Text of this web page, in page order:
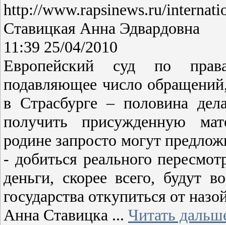
http://www.rapsinews.ru/
Ставицкая Анна Эдвардовна
11:39 25/04/2010
Европейский суд по
подавляющее число
в Страсбурге – половина
получить присужденную
родине запросто могут
- добиться реального
деньги, скорее всего, будут
государства откупиться от
Анна Ставицка ... Читать